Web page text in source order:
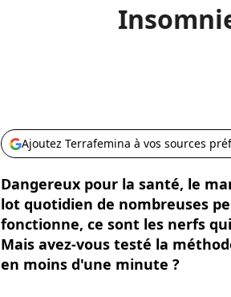
Ajoutez Terrafemina à vos sources
Dangereux pour la santé, le
lot quotidien de nombreuses
fonctionne, ce sont les nerfs
Mais avez-vous testé la
en moins d'une minute ?